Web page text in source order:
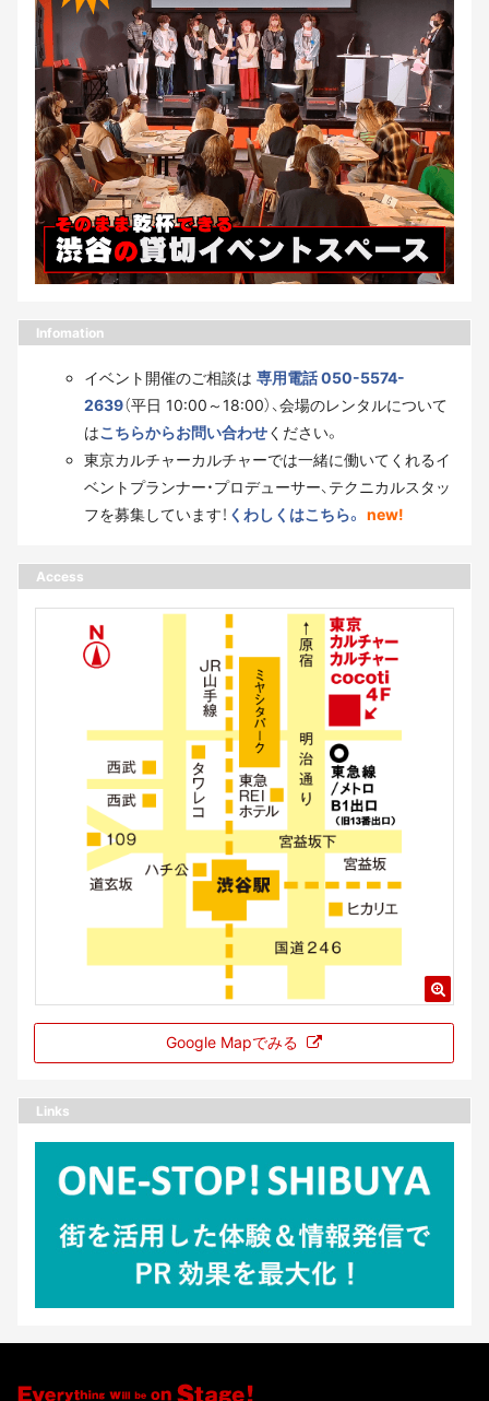
Infomation
イベント開催のご相談は 専用電話 050-5574-
2639（平日 10:00～18:00）、会場のレンタルについて
はこちらからお問い合わせください。
東京カルチャーカルチャーでは一緒に働いてくれるイ
ベントプランナー・プロデューサー、テクニカルスタッ
フを募集しています！ くわしくはこちら。 new!
Access
Google Mapでみる
Links